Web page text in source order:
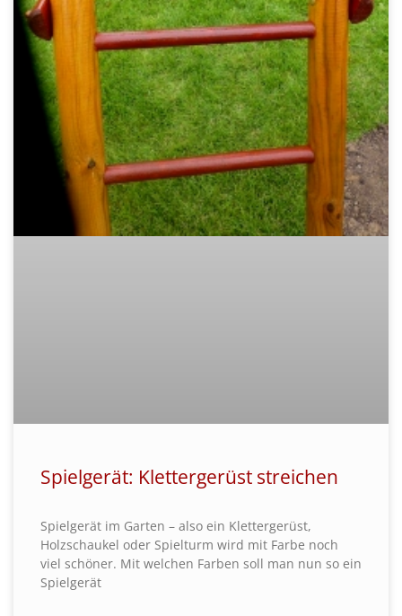
Spielgerät: Klettergerüst streichen
Spielgerät im Garten – also ein Klettergerüst,
Holzschaukel oder Spielturm wird mit Farbe noch
viel schöner. Mit welchen Farben soll man nun so ein
Spielgerät